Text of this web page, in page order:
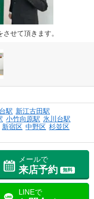
せて頂きます。
駅 新江古田駅
小竹向原駅 氷川台駅
新宿区 中野区 杉並区
メールで
来店予約 無料
LINEで